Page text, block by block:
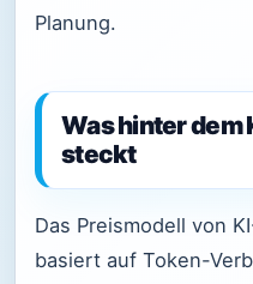
Planung.
Was hinter
steckt
Das Preismodell von
basiert auf Token-